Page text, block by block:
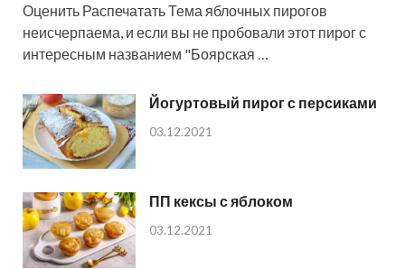
Оценить Распечатать Тема яблочных пирогов
неисчерпаема, и если вы не пробовали этот пирог с
интересным названием "Боярская …
Йогуртовый пирог с персиками
03.12.2021
ПП кексы с яблоком
03.12.2021